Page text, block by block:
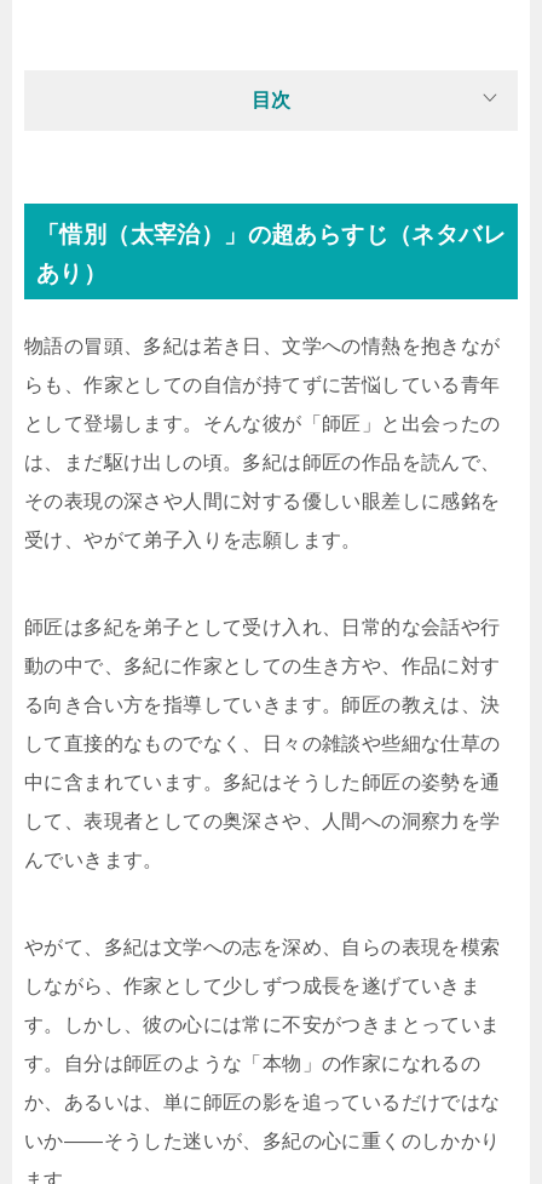
目次
「惜別（太宰治）」の超あらすじ（ネタバレ
あり）
物語の冒頭、多紀は若き日、文学への情熱を抱きなが
らも、作家としての自信が持てずに苦悩している青年
として登場します。そんな彼が「師匠」と出会ったの
は、まだ駆け出しの頃。多紀は師匠の作品を読んで、
その表現の深さや人間に対する優しい眼差しに感銘を
受け、やがて弟子入りを志願します。
師匠は多紀を弟子として受け入れ、日常的な会話や行
動の中で、多紀に作家としての生き方や、作品に対す
る向き合い方を指導していきます。師匠の教えは、決
して直接的なものでなく、日々の雑談や些細な仕草の
中に含まれています。多紀はそうした師匠の姿勢を通
して、表現者としての奥深さや、人間への洞察力を学
んでいきます。
やがて、多紀は文学への志を深め、自らの表現を模索
しながら、作家として少しずつ成長を遂げていきま
す。しかし、彼の心には常に不安がつきまとっていま
す。自分は師匠のような「本物」の作家になれるの
か、あるいは、単に師匠の影を追っているだけではな
いか――そうした迷いが、多紀の心に重くのしかかり
ます。